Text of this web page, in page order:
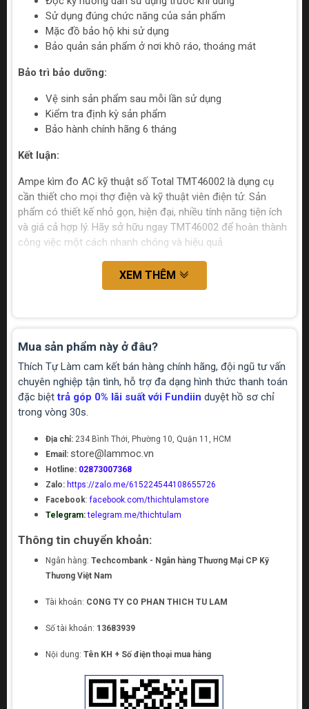
Sử dụng đúng chức năng của sản phẩm
Mặc đồ bảo hộ khi sử dụng
Bảo quản sản phẩm ở nơi khô ráo, thoáng mát
Bảo trì bảo dưỡng:
Vệ sinh sản phẩm sau mỗi lần sử dụng
Kiểm tra định kỳ sản phẩm
Bảo hành chính hãng 6 tháng
Kết luận:
Ampe kìm đo AC kỹ thuật số Total TMT46002 là dụng cụ
cần thiết cho mọi thợ điện và kỹ thuật viên điện tử. Sản
phẩm có thiết kế nhỏ gọn, hiện đại, nhiều tính năng tiện ích
và giá cả hợp lý. Hãy sở hữu ngay TMT46002 để hoàn thành
công việc một cách nhanh chóng và hiệu quả
XEM THÊM
Mua sản phẩm này ở đâu?
Thích Tự Làm cam kết bán hàng chính hãng, đội ngũ tư vấn
chuyên nghiệp tận tình, hỗ trợ đa dạng hình thức thanh toán
đặc biệttrả góp 0% lãi suất với Fundiin duyệt hồ sơ chỉ
trong vòng 30s.
Địa chỉ: 234 Bình Thới, Phường 10, Quận 11, HCM
Email: store@lammoc.vn
Hotline: 02873007368
Zalo: https://zalo.me/615224544108655726
Facebook:facebook.com/thichtulamstore
Telegram: telegram.me/thichtulam
Thông tin chuyển khoản:
Ngân hàng: Techcombank - Ngân hàng Thương Mại CP Kỹ
Thương Việt Nam
Tài khoản: CONG TY CO PHAN THICH TU LAM
Số tài khoản: 13683939
Nội dung: Tên KH + Số điện thoại mua hàng